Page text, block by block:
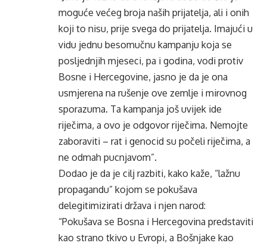
moguće većeg broja naših prijatelja, ali i onih
koji to nisu, prije svega do prijatelja. Imajući u
vidu jednu besomučnu kampanju koja se
posljednjih mjeseci, pa i godina, vodi protiv
Bosne i Hercegovine, jasno je da je ona
usmjerena na rušenje ove zemlje i mirovnog
sporazuma. Ta kampanja još uvijek ide
riječima, a ovo je odgovor riječima. Nemojte
zaboraviti – rat i genocid su počeli riječima, a
ne odmah pucnjavom”.
Dodao je da je cilj razbiti, kako kaže, “lažnu
propagandu” kojom se pokušava
delegitimizirati država i njen narod:
“Pokušava se Bosna i Hercegovina predstaviti
kao strano tkivo u Evropi, a Bošnjake kao